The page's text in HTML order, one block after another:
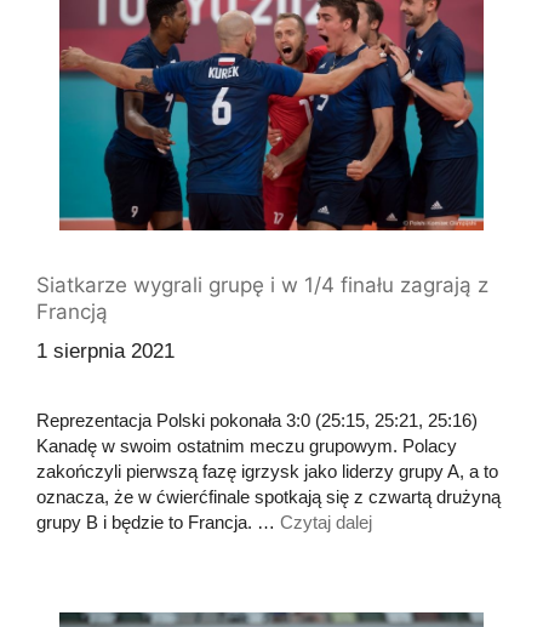
Siatkarze wygrali grupę i w 1/4 finału zagrają z
Francją
1 sierpnia 2021
Reprezentacja Polski pokonała 3:0 (25:15, 25:21, 25:16)
Kanadę w swoim ostatnim meczu grupowym. Polacy
zakończyli pierwszą fazę igrzysk jako liderzy grupy A, a to
oznacza, że w ćwierćfinale spotkają się z czwartą drużyną
grupy B i będzie to Francja. … Czytaj dalej